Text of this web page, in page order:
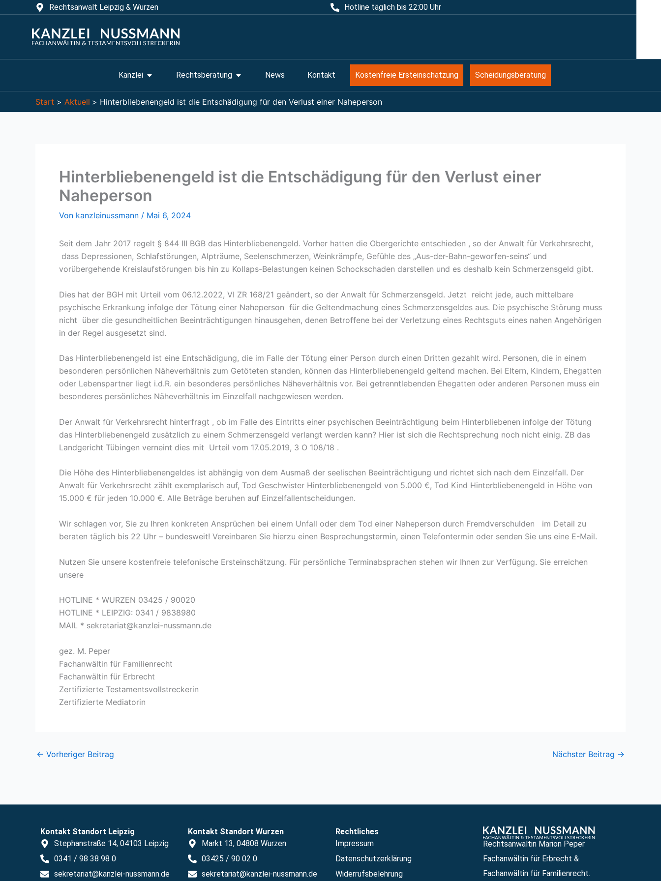
Rechtsanwalt Leipzig & Wurzen Hotline täglich bis 22:00 Uhr
Kanzlei Öffne KanzleiRechtsberatung Öffne Rechtsberatung
News Kontakt Kostenfreie Ersteinschätzung Scheidungsberatung
Start Aktuell Hinterbliebenengeld ist die Entschädigung für den Verlust einer Naheperson
Hinterbliebenengeld ist die Entschädigung für den Verlust einer
Naheperson
Von kanzleinussmann / Mai 6, 2024
Seit dem Jahr 2017 regelt § 844 III BGB das Hinterbliebenengeld. Vorher hatten die Obergerichte entschieden , so der Anwalt für Verkehrsrecht,
dass Depressionen, Schlafstörungen, Alpträume, Seelenschmerzen, Weinkrämpfe, Gefühle des „Aus-der-Bahn-geworfen-seins“ und
vorübergehende Kreislaufstörungen bis hin zu Kollaps-Belastungen keinen Schockschaden darstellen und es deshalb kein Schmerzensgeld gibt.
Dies hat der BGH mit Urteil vom 06.12.2022, VI ZR 168/21 geändert, so der Anwalt für Schmerzensgeld. Jetzt reicht jede, auch mittelbare
psychische Erkrankung infolge der Tötung einer Naheperson für die Geltendmachung eines Schmerzensgeldes aus. Die psychische Störung muss
nicht über die gesundheitlichen Beeinträchtigungen hinausgehen, denen Betroffene bei der Verletzung eines Rechtsguts eines nahen Angehörigen
in der Regel ausgesetzt sind.
Das Hinterbliebenengeld ist eine Entschädigung, die im Falle der Tötung einer Person durch einen Dritten gezahlt wird. Personen, die in einem
besonderen persönlichen Näheverhältnis zum Getöteten standen, können das Hinterbliebenengeld geltend machen. Bei Eltern, Kindern, Ehegatten
oder Lebenspartner liegt i.d.R. ein besonderes persönliches Näheverhältnis vor. Bei getrenntlebenden Ehegatten oder anderen Personen muss ein
besonderes persönliches Näheverhältnis im Einzelfall nachgewiesen werden.
Der Anwalt für Verkehrsrecht hinterfragt , ob im Falle des Eintritts einer psychischen Beeinträchtigung beim Hinterbliebenen infolge der Tötung
das Hinterbliebenengeld zusätzlich zu einem Schmerzensgeld verlangt werden kann? Hier ist sich die Rechtsprechung noch nicht einig. ZB das
Landgericht Tübingen verneint dies mit Urteil vom 17.05.2019, 3 O 108/18 .
Die Höhe des Hinterbliebenengeldes ist abhängig von dem Ausmaß der seelischen Beeinträchtigung und richtet sich nach dem Einzelfall. Der
Anwalt für Verkehrsrecht zählt exemplarisch auf, Tod Geschwister Hinterbliebenengeld von 5.000 €, Tod Kind Hinterbliebenengeld in Höhe von
15.000 € für jeden 10.000 €. Alle Beträge beruhen auf Einzelfallentscheidungen.
Wir schlagen vor, Sie zu Ihren konkreten Ansprüchen bei einem Unfall oder dem Tod einer Naheperson durch Fremdverschulden im Detail zu
beraten täglich bis 22 Uhr – bundesweit! Vereinbaren Sie hierzu einen Besprechungstermin, einen Telefontermin oder senden Sie uns eine E-Mail.
Nutzen Sie unsere kostenfreie telefonische Ersteinschätzung. Für persönliche Terminabsprachen stehen wir Ihnen zur Verfügung. Sie erreichen
unsere
HOTLINE * WURZEN 03425 / 90020
HOTLINE * LEIPZIG: 0341 / 9838980
MAIL * sekretariat@kanzlei-nussmann.de
gez. M. Peper
Fachanwältin für Familienrecht
Fachanwältin für Erbrecht
Zertifizierte Testamentsvollstreckerin
Zertifizierte Mediatorin
← Vorheriger Beitrag Nächster Beitrag →
Kontakt Standort Leipzig
Stephanstraße 14, 04103 Leipzig
0341 / 98 38 98 0
sekretariat@kanzlei-nussmann.de
Kontakt Standort Wurzen
Markt 13, 04808 Wurzen
03425 / 90 02 0
sekretariat@kanzlei-nussmann.de
Rechtliches
Impressum
Datenschutzerklärung
Widerrufsbelehrung
Rechtsanwältin Marion Peper
Fachanwältin für Erbrecht &
Fachanwältin für Familienrecht.